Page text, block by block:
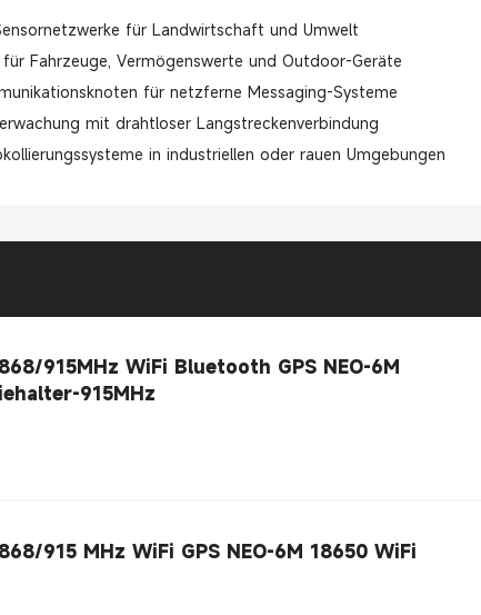
für Landwirtschaft und Umwelt
Fahrzeuge, Vermögenswerte und Outdoor-Geräte
für netzferne Messaging-Systeme
mit drahtloser Langstreckenverbindung
in industriellen oder rauen Umgebungen
915MHz WiFi Bluetooth GPS NEO-6M
915MHz
915 MHz WiFi GPS NEO-6M 18650 WiFi